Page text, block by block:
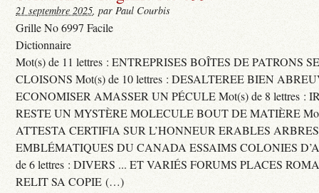
21 septembre 2025, par Paul Courbis
Grille No 6997 Facile
Dictionnaire
Mot(s) de 11 lettres : ENTREPRISES BOÎTES DE PATRONS
CLOISONS Mot(s) de 10 lettres : DESALTEREE BIEN
ECONOMISER AMASSER UN PÉCULE Mot(s) de 8 lettres :
RESTE UN MYSTÈRE MOLECULE BOUT DE MATIÈRE
ATTESTA CERTIFIA SUR L’HONNEUR ERABLES ARBRES
EMBLÉMATIQUES DU CANADA ESSAIMS COLONIES
de 6 lettres : DIVERS ... ET VARIÉS FORUMS PLACES
RELIT SA COPIE (…)